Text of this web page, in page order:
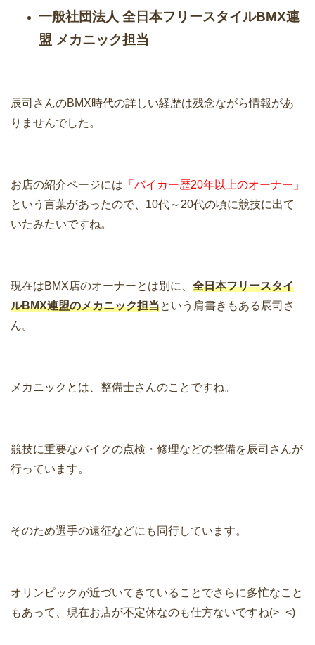
一般社団法人 全日本フリースタイルBMX連
盟 メカニック担当
辰司さんのBMX時代の詳しい経歴は残念ながら情報があ
りませんでした。
お店の紹介ページには 「バイカー歴20年以上のオーナー」
という言葉があったので、10代～20代の頃に競技に出て
いたみたいですね。
現在はBMX店のオーナーとは別に、 全日本フリースタイ
ルBMX連盟のメカニック担当という肩書きもある辰司さ
ん。
メカニックとは、整備士さんのことですね。
競技に重要なバイクの点検・修理などの整備を辰司さんが
行っています。
そのため選手の遠征などにも同行しています。
オリンピックが近づいてきていることでさらに多忙なこと
もあって、現在お店が不定休なのも仕方ないですね(>_<)